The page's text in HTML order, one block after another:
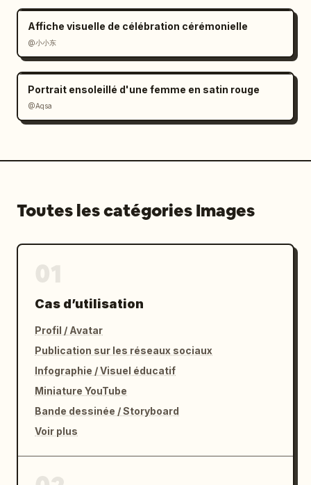
Affiche visuelle de célébration cérémonielle
@小小东
Portrait ensoleillé d'une femme en satin rouge
@Aqsa
Toutes les catégories Images
Cas d’utilisation
Profil / Avatar
Publication sur les réseaux sociaux
Infographie / Visuel éducatif
Miniature YouTube
Bande dessinée / Storyboard
Voir plus